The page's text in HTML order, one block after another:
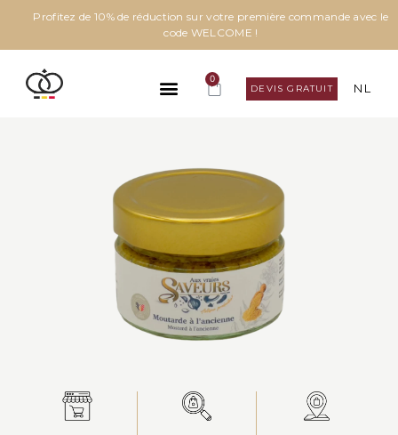
Profitez de 10% de réduction sur votre première commande avec le
code WELCOME !
0
DEVIS GRATUIT NL